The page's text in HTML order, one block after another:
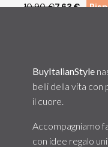
10,90 €7,63 €
BuyItalianStyle
belli della vita
il cuore.
Accompagniamo
con idee regalo